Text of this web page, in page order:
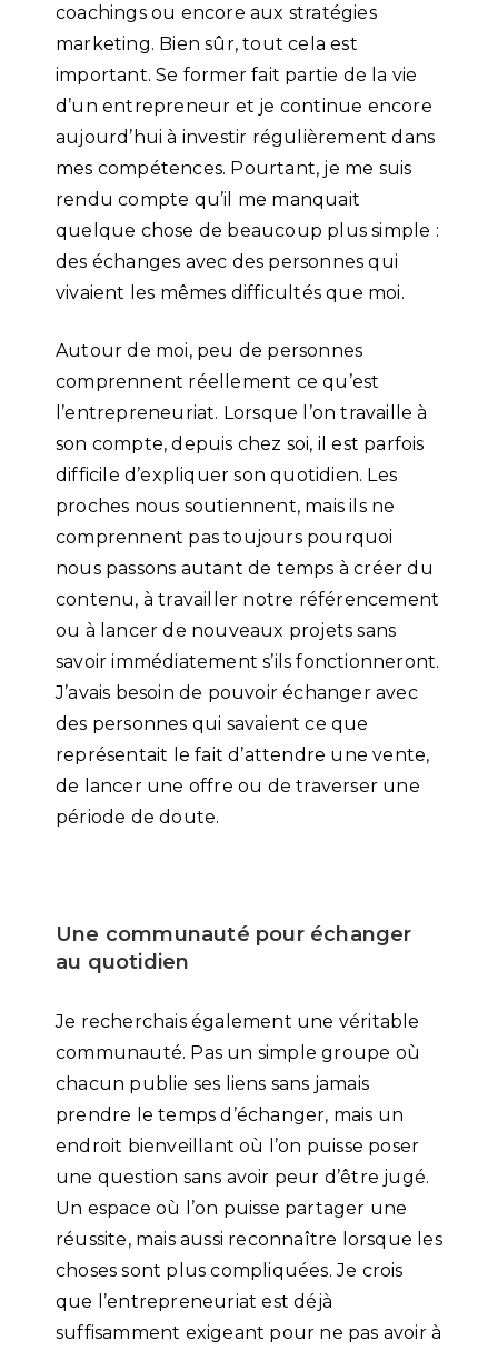
coachings ou encore aux stratégies
marketing. Bien sûr, tout cela est
important. Se former fait partie de la vie
d’un entrepreneur et je continue encore
aujourd’hui à investir régulièrement dans
mes compétences. Pourtant, je me suis
rendu compte qu’il me manquait
quelque chose de beaucoup plus simple :
des échanges avec des personnes qui
vivaient les mêmes difficultés que moi.
Autour de moi, peu de personnes
comprennent réellement ce qu’est
l’entrepreneuriat. Lorsque l’on travaille à
son compte, depuis chez soi, il est parfois
difficile d’expliquer son quotidien. Les
proches nous soutiennent, mais ils ne
comprennent pas toujours pourquoi
nous passons autant de temps à créer du
contenu, à travailler notre référencement
ou à lancer de nouveaux projets sans
savoir immédiatement s’ils fonctionneront.
J’avais besoin de pouvoir échanger avec
des personnes qui savaient ce que
représentait le fait d’attendre une vente,
de lancer une offre ou de traverser une
période de doute.
Une communauté pour échanger
au quotidien
Je recherchais également une véritable
communauté. Pas un simple groupe où
chacun publie ses liens sans jamais
prendre le temps d’échanger, mais un
endroit bienveillant où l’on puisse poser
une question sans avoir peur d’être jugé.
Un espace où l’on puisse partager une
réussite, mais aussi reconnaître lorsque les
choses sont plus compliquées. Je crois
que l’entrepreneuriat est déjà
suffisamment exigeant pour ne pas avoir à